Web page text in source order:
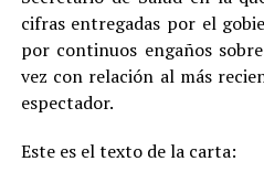
cifras entregadas por el
por continuos engaños
vez con relación al más
espectador.
Este es el texto de la carta: